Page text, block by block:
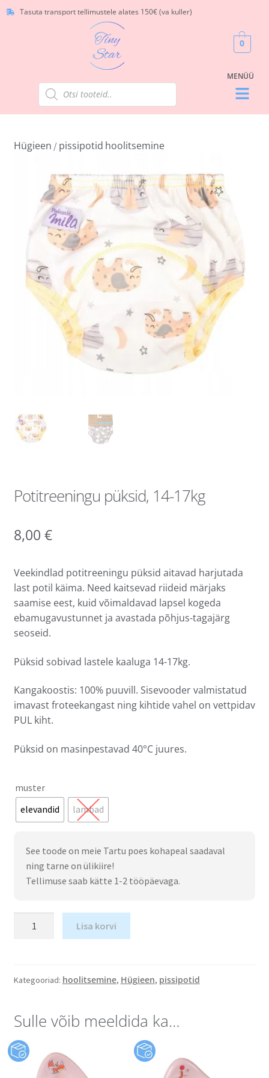
Tasuta transport tellimustele alates 150€ (va kuller)
0
Hügieen / pissipotid hoolitsemine
Potitreeningu püksid, 14-17kg
8,00 €
Veekindlad potitreeningu püksid aitavad harjutada
last potil käima. Need kaitsevad riideid märjaks
saamise eest, kuid võimaldavad lapsel kogeda
ebamugavustunnet ja avastada põhjus-tagajärg
seoseid.
Püksid sobivad lastele kaaluga 14-17kg.
Kangakoostis: 100% puuvill. Sisevooder valmistatud
imavast froteekangast ning kihtide vahel on vettpidav
PUL kiht.
Püksid on masinpestavad 40°C juures.
muster
elevandid
lambad
See toode on meie Tartu poes kohapeal saadaval
ning tarne on ülikiire!
Tellimuse saab kätte 1-2 tööpäevaga.
Lisa korvi
Kategooriad: hoolitsemine, Hügieen, pissipotid
Sulle võib meeldida ka…